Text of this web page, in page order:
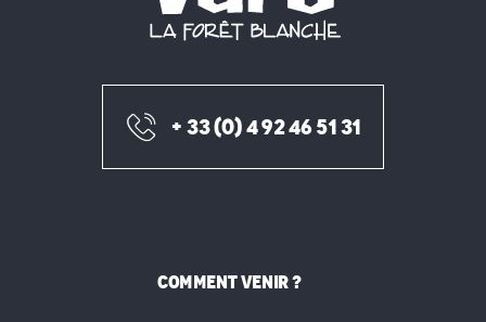
+ 33 (0) 4 92 46 51 31
COMMENT VENIR ?